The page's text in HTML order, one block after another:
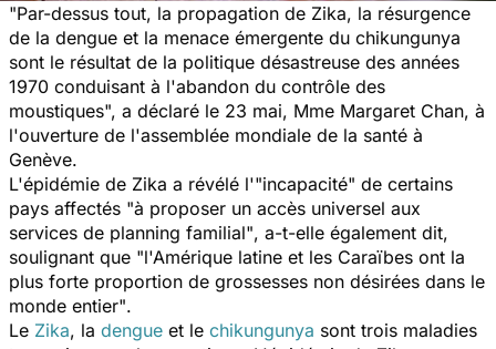
"Par-dessus tout, la propagation de Zika, la résurgence
de la dengue et la menace émergente du chikungunya
sont le résultat de la politique désastreuse des années
1970 conduisant à l'abandon du contrôle des
moustiques", a déclaré le 23 mai, Mme Margaret Chan, à
l'ouverture de l'assemblée mondiale de la santé à
Genève.
L'épidémie de Zika a révélé l'"incapacité" de certains
pays affectés "à proposer un accès universel aux
services de planning familial", a-t-elle également dit,
soulignant que "l'Amérique latine et les Caraïbes ont la
plus forte proportion de grossesses non désirées dans le
monde entier".
Le Zika, la dengue et le chikungunya sont trois maladies